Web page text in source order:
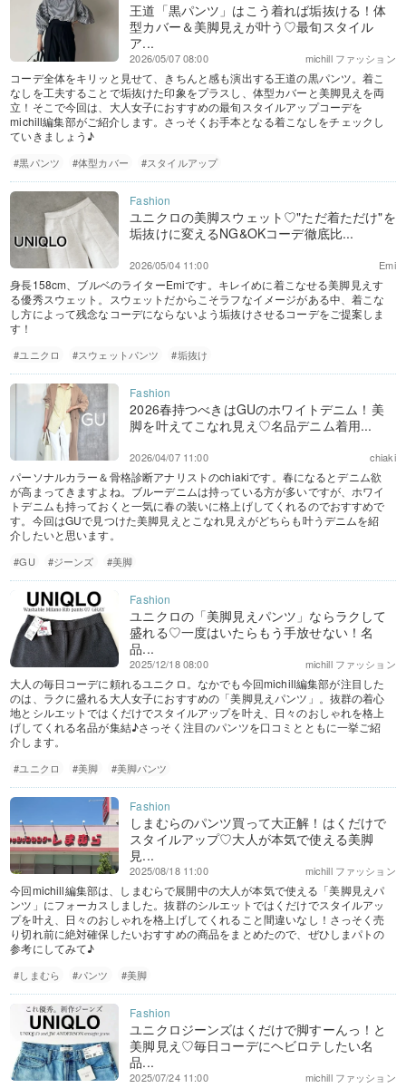
王道「黒パンツ」はこう着れば垢抜ける！体
型カバー＆美脚見えが叶う♡最旬スタイル
ア...
michill ファッション
2026/05/07 08:00
コーデ全体をキリッと見せて、きちんと感も演出する王道の黒パンツ。着こ
なしを工夫することで垢抜けた印象をプラスし、体型カバーと美脚見えを両
立！そこで今回は、大人女子におすすめの最旬スタイルアップコーデを
michill編集部がご紹介します。さっそくお手本となる着こなしをチェックし
ていきましょう♪
#黒パンツ #体型カバー #スタイルアップ
ユニクロの美脚スウェット♡"ただ着ただけ"を
垢抜けに変えるNG&OKコーデ徹底比...
Emi
2026/05/04 11:00
身長158cm、ブルベのライターEmiです。キレイめに着こなせる美脚見えす
る優秀スウェット。スウェットだからこそラフなイメージがある中、着こな
し方によって残念なコーデにならないよう垢抜けさせるコーデをご提案しま
す！
#ユニクロ #スウェットパンツ #垢抜け
2026春持つべきはGUのホワイトデニム！美
脚を叶えてこなれ見え♡名品デニム着用...
chiaki
2026/04/07 11:00
パーソナルカラー＆骨格診断アナリストのchiakiです。春になるとデニム欲
が高まってきますよね。ブルーデニムは持っている方が多いですが、ホワイ
トデニムも持っておくと一気に春の装いに格上げしてくれるのでおすすめで
す。今回はGUで見つけた美脚見えとこなれ見えがどちらも叶うデニムを紹
介したいと思います。
#GU #ジーンズ #美脚
ユニクロの「美脚見えパンツ」ならラクして
盛れる♡一度はいたらもう手放せない！名
品...
michill ファッション
2025/12/18 08:00
大人の毎日コーデに頼れるユニクロ。なかでも今回michill編集部が注目した
のは、ラクに盛れる大人女子におすすめの「美脚見えパンツ」。抜群の着心
地とシルエットではくだけでスタイルアップを叶え、日々のおしゃれを格上
げしてくれる名品が集結♪さっそく注目のパンツを口コミとともに一挙ご紹
介します。
#ユニクロ #美脚 #美脚パンツ
しまむらのパンツ買って大正解！はくだけで
スタイルアップ♡大人が本気で使える美脚
見...
michill ファッション
2025/08/18 11:00
今回michill編集部は、しまむらで展開中の大人が本気で使える「美脚見えパ
ンツ」にフォーカスしました。抜群のシルエットではくだけでスタイルアッ
プを叶え、日々のおしゃれを格上げしてくれること間違いなし！さっそく売
り切れ前に絶対確保したいおすすめの商品をまとめたので、ぜひしまパトの
参考にしてみて♪
#しまむら #パンツ #美脚
ユニクロジーンズはくだけで脚すーんっ！と
美脚見え♡毎日コーデにヘビロテしたい名
品...
michill ファッション
2025/07/24 11:00